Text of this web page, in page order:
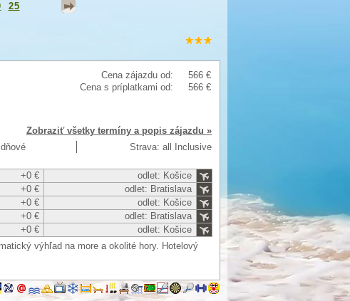
25
Cena zájazdu od:
566 €
Cena s príplatkami od:
566 €
Zobraziť všetky termíny a popis zájazdu »
Strava: all Inclusive
+0 €
odlet: Košice
+0 €
odlet: Bratislava
+0 €
odlet: Košice
+0 €
odlet: Bratislava
+0 €
odlet: Košice
výhľad na more a okolité hory. Hotelový